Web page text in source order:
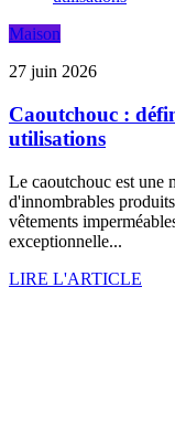
Maison
27 juin 2026
Caoutchouc :
utilisations
Le caoutchouc est une
d'innombrables
vêtements
exceptionnelle...
LIRE L'ARTICLE